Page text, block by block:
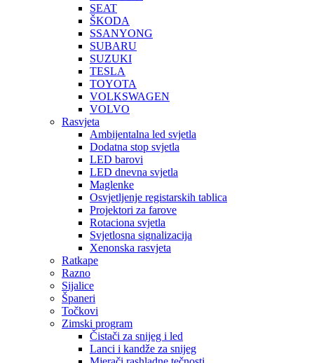
SEAT
ŠKODA
SSANYONG
SUBARU
SUZUKI
TESLA
TOYOTA
VOLKSWAGEN
VOLVO
Rasvjeta
Ambijentalna led svjetla
Dodatna stop svjetla
LED barovi
LED dnevna svjetla
Maglenke
Osvjetljenje registarskih tablica
Projektori za farove
Rotaciona svjetla
Svjetlosna signalizacija
Xenonska rasvjeta
Ratkape
Razno
Sijalice
Španeri
Točkovi
Zimski program
Čistači za snijeg i led
Lanci i kandže za snijeg